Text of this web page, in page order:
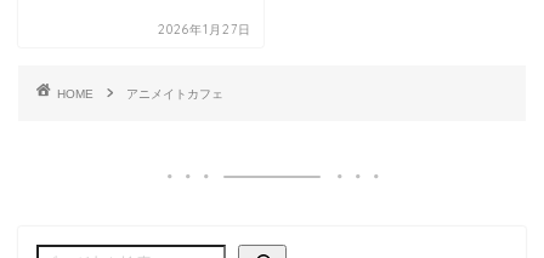
2026年1月27日
HOME アニメイトカフェ